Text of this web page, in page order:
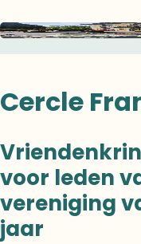
Cercle
voor leden
vereniging
jaar